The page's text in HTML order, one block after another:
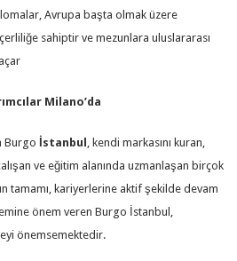
Avrupa başta olmak üzere
sahiptir ve mezunlara uluslararası
Milano’da
Burgo İstanbul , kendi markasını kuran,
ve eğitim alanında uzmanlaşan birçok
tamamı, kariyerlerine aktif şekilde devam
önem veren Burgo İstanbul,
önemsemektedir.